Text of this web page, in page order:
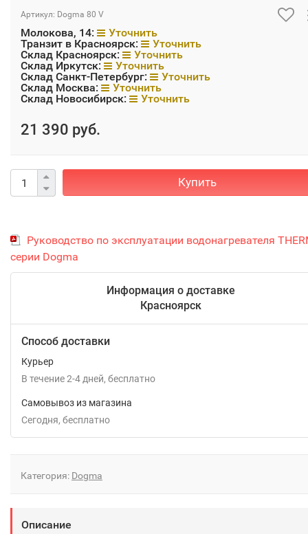
Артикул: Dogma 80 V
Молокова, 14:
Уточнить
Транзит в Красноярск:
Уточнить
Склад Красноярск:
Уточнить
Склад Иркутск:
Уточнить
Склад Санкт-Петербург:
Уточнить
Склад Москва:
Уточнить
Склад Новосибирск:
Уточнить
21 390 руб.
Купить
Руководство по эксплуатации водонагревателя
серии Dogma
Информация о доставке
Красноярск
Способ доставки
Курьер
В течение2-4 дней Бесплатно
Самовывоз из магазина
Сегодня
Бесплатно
Категория: Dogma
Описание